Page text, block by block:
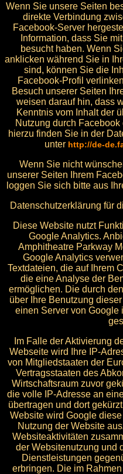
Wenn Sie unsere Seiten
direkte Verbindung
Facebook-Server
Information, dass Sie
besucht haben. Wenn
anklicken während Sie in
sind, können Sie die
Facebook-Profil
Besuch unserer Seiten
weisen darauf hin, dass
Kenntnis vom Inhalt der
Nutzung durch
hierzu finden Sie in der
unter http://de-
Wenn Sie nicht
unserer Seiten Ihrem
loggen Sie sich bitte aus
Datenschutzerklärung für
Diese Website nutzt
Google Analytics.
Amphitheatre Parkway
Google Analytics
Textdateien, die auf Ihrem
die eine Analyse der
ermöglichen. Die durch
über Ihre Benutzung
einen Server von Google
Im Falle der Aktivierung
Webseite wird Ihre IP-
von Mitgliedstaaten der
Vertragsstaaten des
Wirtschaftsraum zuvor
die volle IP-Adresse an
übertragen und dort
Website wird Google
Nutzung der Website
Websiteaktivitäten
der Websitenutzung und
Dienstleistungen
erbringen. Die im